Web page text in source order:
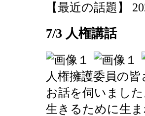
【最近の話題】
7/3 人権講話
人権擁護委員の
お話を伺いまし
生きるために生